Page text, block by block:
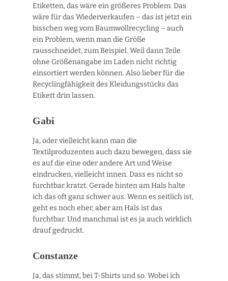
Etiketten, das wäre ein größeres Problem. Das
wäre für das Wiederverkaufen – das ist jetzt ein
bisschen weg vom Baumwollrecycling – auch
ein Problem, wenn man die Größe
rausschneidet, zum Beispiel. Weil dann Teile
ohne Größenangabe im Laden nicht richtig
einsortiert werden können. Also lieber für die
Recyclingfähigkeit des Kleidungsstücks das
Etikett drin lassen.
Gabi
Ja, oder vielleicht kann man die
Textilproduzenten auch dazu bewegen, dass sie
es auf die eine oder andere Art und Weise
eindrucken, vielleicht innen. Dass es nicht so
furchtbar kratzt. Gerade hinten am Hals halte
ich das oft ganz schwer aus. Wenn es seitlich ist,
geht es noch eher, aber am Hals ist das
furchtbar. Und manchmal ist es ja auch wirklich
drauf gedruckt.
Constanze
Ja, das stimmt, bei T-Shirts und so. Wobei ich